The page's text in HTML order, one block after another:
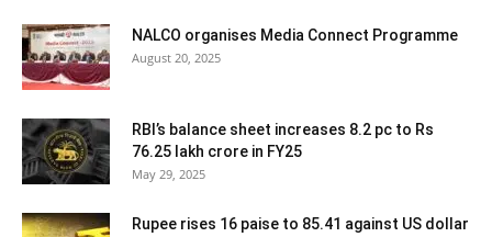
NALCO organises Media Connect Programme
August 20, 2025
RBI’s balance sheet increases 8.2 pc to Rs
76.25 lakh crore in FY25
May 29, 2025
Rupee rises 16 paise to 85.41 against US dollar